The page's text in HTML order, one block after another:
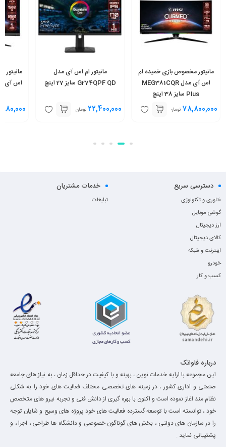
مانیتور مخصوص بازی خمیده ام
اس آی مدل MEG381CQR
Plus سایز 38 اینچ
78,800,000 تومان
مانیتور ام اس آی مدل
G274QPF QD سایز 27 اینچ
22,400,000 تومان
دسترسی سریع
فناوری و تکنولوژی
گوشی موبایل
ارز دیجیتال
کالای دیجیتال
اینترنت و شبکه
خودرو
کسب و کار
خدمات مشتریان
تبلیغات
درباره فاواتک
این مجموعه با ارایه خدمات نوین ، بهینه و با کیفیت در حداقل زمان ، به نیاز های جامعه
صنعتی و اداری کشور ، در زمینه های تخصصی مختلف فعالیت های خود را به شکلی
نظام مند اغاز نموده است و اکنون با بهره گیری از دانش فنی و تجربه نیرو های متخصص
خود ، توانسته است با توسعه گسترده فعالیت های خود پروژه های وسیع و شایان توجه
را در سازمان های دولتی ، بخش های گوناگون خصوصی و دانشگاه ها طراحی ، اجرا ، و
پشتیبانی نماید .